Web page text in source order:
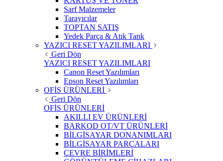
Sarf Malzemeler
Tarayıcılar
TOPTAN SATIŞ
Yedek Parça & Atık Tank
YAZICI RESET YAZILIMLARI
Geri Dön
YAZICI RESET YAZILIMLARI
Canon Reset Yazılımları
Epson Reset Yazılımları
OFİS ÜRÜNLERİ
Geri Dön
OFİS ÜRÜNLERİ
AKILLI EV ÜRÜNLERİ
BARKOD OT/VT ÜRÜNLERİ
BİLGİSAYAR DONANIMLARI
BİLGİSAYAR PARÇALARI
ÇEVRE BİRİMLERİ